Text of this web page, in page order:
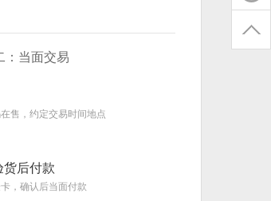
：当面交易
售，约定交易时间地点
货后付款
，确认后当面付款